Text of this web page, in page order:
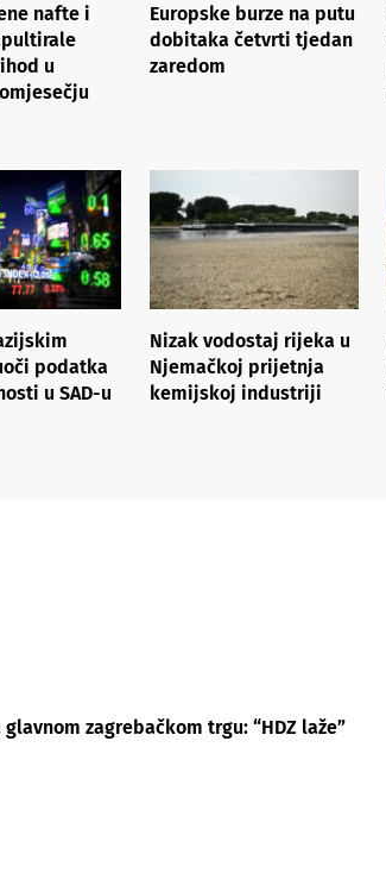
nafte i
u
Europske burze na putu
dobitaka četvrti tjedan
zaredom
podatka
u SAD-u
Nizak vodostaj rijeka u
Njemačkoj prijetnja
kemijskoj industriji
zagrebačkom trgu: “HDZ laže”